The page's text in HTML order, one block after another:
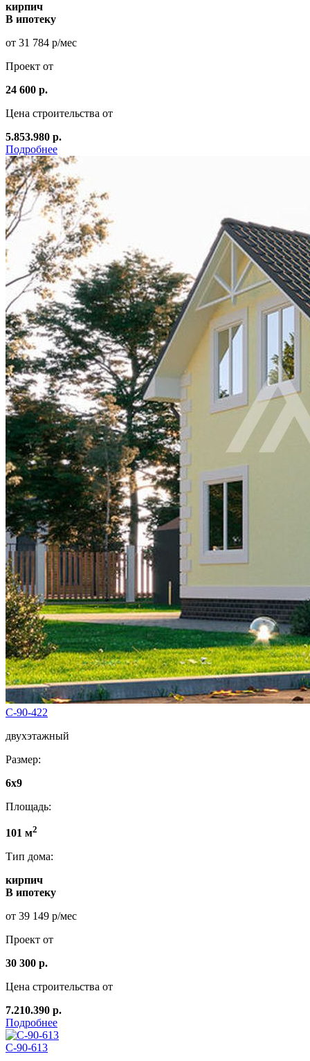
кирпич
В ипотеку
от 31 784 р/мес
Проект от
24 600 р.
Цена строительства от
5.853.980 р.
Подробнее
С-90-422
двухэтажный
Размер:
6х9
Площадь:
101 м2
Тип дома:
кирпич
В ипотеку
от 39 149 р/мес
Проект от
30 300 р.
Цена строительства от
7.210.390 р.
Подробнее
С-90-613